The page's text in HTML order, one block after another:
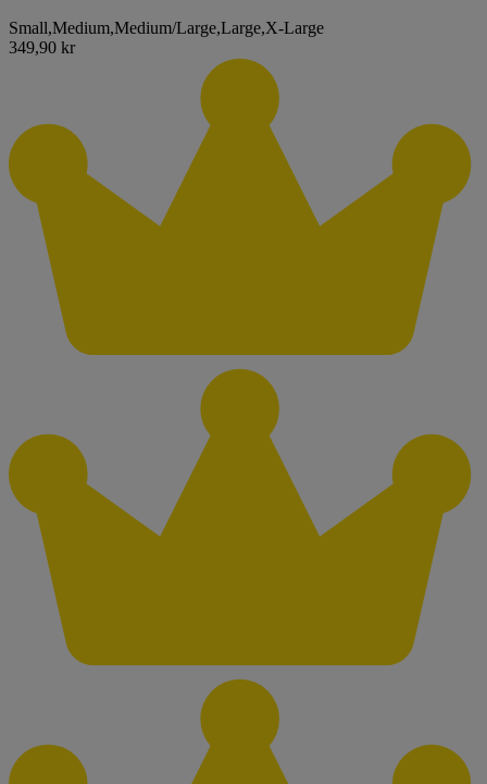
Small,Medium,Medium/Large,Large,X-Large
349,90 kr